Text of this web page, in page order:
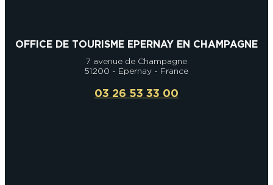
OFFICE DE TOURISME EPERNAY EN CHAMPAGNE
7 avenue de Champagne
51200 - Epernay - France
03 26 53 33 00